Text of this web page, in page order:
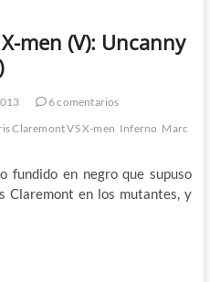
men (V): Uncanny
6 comentarios
Claremont VS X-men Inferno Marc
fundido en negro que supuso
Claremont en los mutantes, y